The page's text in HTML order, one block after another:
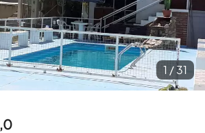
1 /31